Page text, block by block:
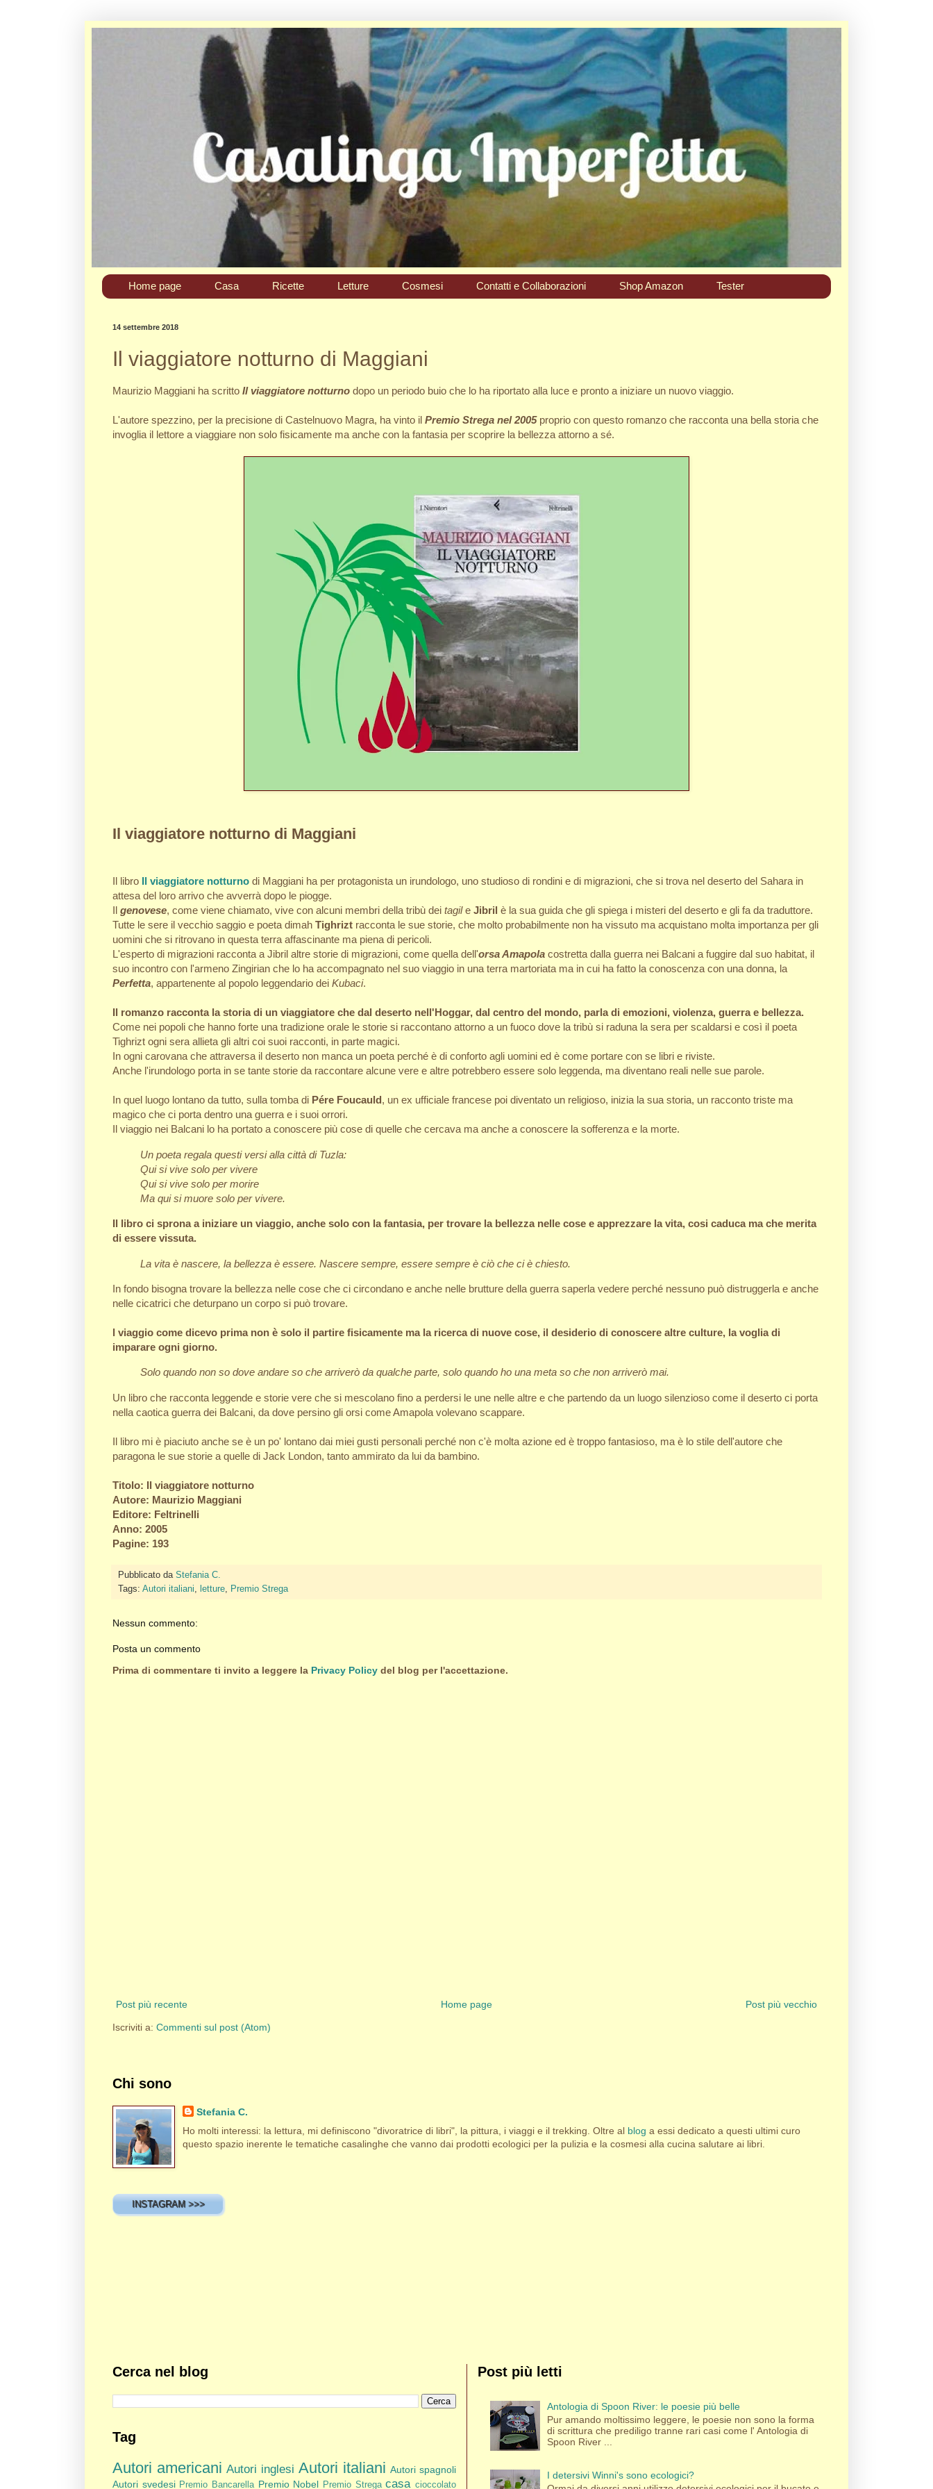
Home page Casa Ricette Letture Cosmesi Contatti e Collaborazioni Shop Amazon Tester
14 settembre 2018
Il viaggiatore notturno di Maggiani
Maurizio Maggiani ha scritto Il viaggiatore notturno dopo un periodo buio che lo ha riportato alla luce e pronto a iniziare un nuovo viaggio.
L'autore spezzino, per la precisione di Castelnuovo Magra, ha vinto il Premio Strega nel 2005proprio con questo romanzo che racconta una bella storia che
invoglia il lettore a viaggiare non solo fisicamente ma anche con la fantasia per scoprire la bellezza attorno a sé.
Il viaggiatore notturno di Maggiani
Il libro Il viaggiatore notturno di Maggiani ha per protagonista un irundologo, uno studioso di rondini e di migrazioni, che si trova nel deserto del Sahara in
attesa del loro arrivo che avverrà dopo le piogge.
Il genovese, come viene chiamato, vive con alcuni membri della tribù dei tagile Jibril è la sua guida che gli spiega i misteri del deserto e gli fa da traduttore.
Tutte le sere il vecchio saggio e poeta dimah Tighrizt racconta le sue storie, che molto probabilmente non ha vissuto ma acquistano molta importanza per gli
uomini che si ritrovano in questa terra affascinante ma piena di pericoli.
L'esperto di migrazioni racconta a Jibril altre storie di migrazioni, come quella dell'orsa Amapola costretta dalla guerra nei Balcani a fuggire dal suo habitat, il
suo incontro con l'armeno Zingirian che lo ha accompagnato nel suo viaggio in una terra martoriata ma in cui ha fatto la conoscenza con una donna, la
Perfetta, appartenente al popolo leggendario dei Kubaci.
Il romanzo racconta la storia di un viaggiatore che dal deserto nell'Hoggar, dal centro del mondo, parla di emozioni, violenza, guerra e bellezza.
Come nei popoli che hanno forte una tradizione orale le storie si raccontano attorno a un fuoco dove la tribù si raduna la sera per scaldarsi e così il poeta
Tighrizt ogni sera allieta gli altri coi suoi racconti, in parte magici.
In ogni carovana che attraversa il deserto non manca un poeta perché è di conforto agli uomini ed è come portare con se libri e riviste.
Anche l'irundologo porta in se tante storie da raccontare alcune vere e altre potrebbero essere solo leggenda, ma diventano reali nelle sue parole.
In quel luogo lontano da tutto, sulla tomba di Pére Foucauld, un ex ufficiale francese poi diventato un religioso, inizia la sua storia, un racconto triste ma
magico che ci porta dentro una guerra e i suoi orrori.
Il viaggio nei Balcani lo ha portato a conoscere più cose di quelle che cercava ma anche a conoscere la sofferenza e la morte.
Un poeta regala questi versi alla città di Tuzla:
Qui si vive solo per vivere
Qui si vive solo per morire
Ma qui si muore solo per vivere.
Il libro ci sprona a iniziare un viaggio, anche solo con la fantasia, per trovare la bellezza nelle cose e apprezzare la vita, cosi caduca ma che merita
di essere vissuta.
La vita è nascere, la bellezza è essere. Nascere sempre, essere sempre è ciò che ci è chiesto.
In fondo bisogna trovare la bellezza nelle cose che ci circondano e anche nelle brutture della guerra saperla vedere perché nessuno può distruggerla e anche
nelle cicatrici che deturpano un corpo si può trovare.
l viaggio come dicevo prima non è solo il partire fisicamente ma la ricerca di nuove cose, il desiderio di conoscere altre culture, la voglia di
imparare ogni giorno.
Solo quando non so dove andare so che arriverò da qualche parte, solo quando ho una meta so che non arriverò mai.
Un libro che racconta leggende e storie vere che si mescolano fino a perdersi le une nelle altre e che partendo da un luogo silenzioso come il deserto ci porta
nella caotica guerra dei Balcani, da dove persino gli orsi come Amapola volevano scappare.
Il libro mi è piaciuto anche se è un po' lontano dai miei gusti personali perché non c'è molta azione ed è troppo fantasioso, ma è lo stile dell'autore che
paragona le sue storie a quelle di Jack London, tanto ammirato da lui da bambino.
Titolo: Il viaggiatore notturno
Autore: Maurizio Maggiani
Editore: Feltrinelli
Anno: 2005
Pagine: 193
Pubblicato da Stefania C.
Tags: Autori italiani letture Premio Strega
Nessun commento:
Posta un commento
Prima di commentare ti invito a leggere la Privacy Policy del blog per l'accettazione.
Post più recente Post più vecchio
Home page
Iscriviti a: Commenti sul post (Atom)
Chi sono
Stefania C.
Ho molti interessi: la lettura, mi definiscono "divoratrice di libri", la pittura, i viaggi e il trekking. Oltre al blog a essi dedicato a questi ultimi curo
questo spazio inerente le tematiche casalinghe che vanno dai prodotti ecologici per la pulizia e la cosmesi alla cucina salutare ai libri.
INSTAGRAM >>>
Cerca nel blog
Tag
Autori americani Autori inglesi Autori italiani Autori spagnoli
Autori svedesi Premio Bancarella Premio Nobel Premio Strega casa cioccolato
Post più letti
Antologia di Spoon River: le poesie più belle
Pur amando moltissimo leggere, le poesie non sono la forma
di scrittura che prediligo tranne rari casi come l' Antologia di
Spoon River ...
I detersivi Winni's sono ecologici?